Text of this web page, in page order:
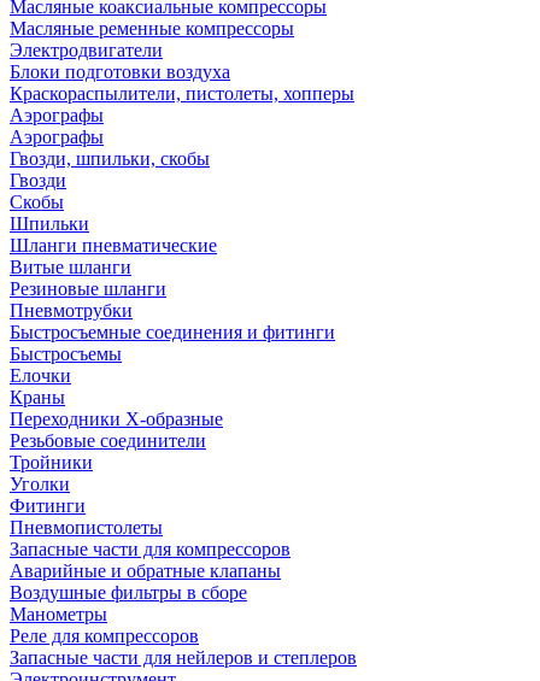
Масляные коаксиальные компрессоры
Масляные ременные компрессоры
Электродвигатели
Блоки подготовки воздуха
Краскораспылители, пистолеты, хопперы
Аэрографы
Аэрографы
Гвозди, шпильки, скобы
Гвозди
Скобы
Шпильки
Шланги пневматические
Витые шланги
Резиновые шланги
Пневмотрубки
Быстросъемные соединения и фитинги
Быстросъемы
Елочки
Краны
Переходники Х-образные
Резьбовые соединители
Тройники
Уголки
Фитинги
Пневмопистолеты
Запасные части для компрессоров
Аварийные и обратные клапаны
Воздушные фильтры в сборе
Манометры
Реле для компрессоров
Запасные части для нейлеров и степлеров